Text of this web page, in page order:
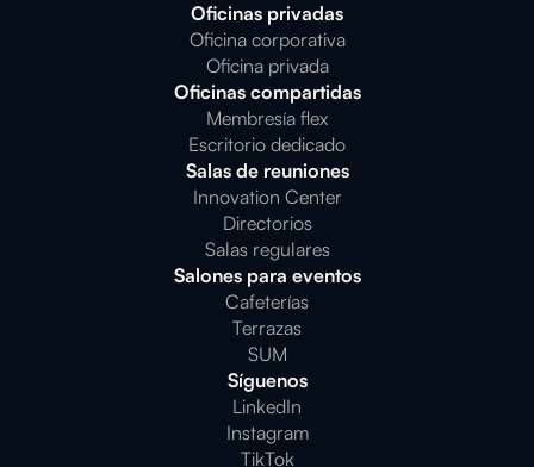
Oficinas privadas
Oficina corporativa
Oficina privada
Oficinas compartidas
Membresía flex
Escritorio dedicado
Salas de reuniones
Innovation Center
Directorios
Salas regulares
Salones para eventos
Cafeterías
Terrazas
SUM
Síguenos
LinkedIn
Instagram
TikTok